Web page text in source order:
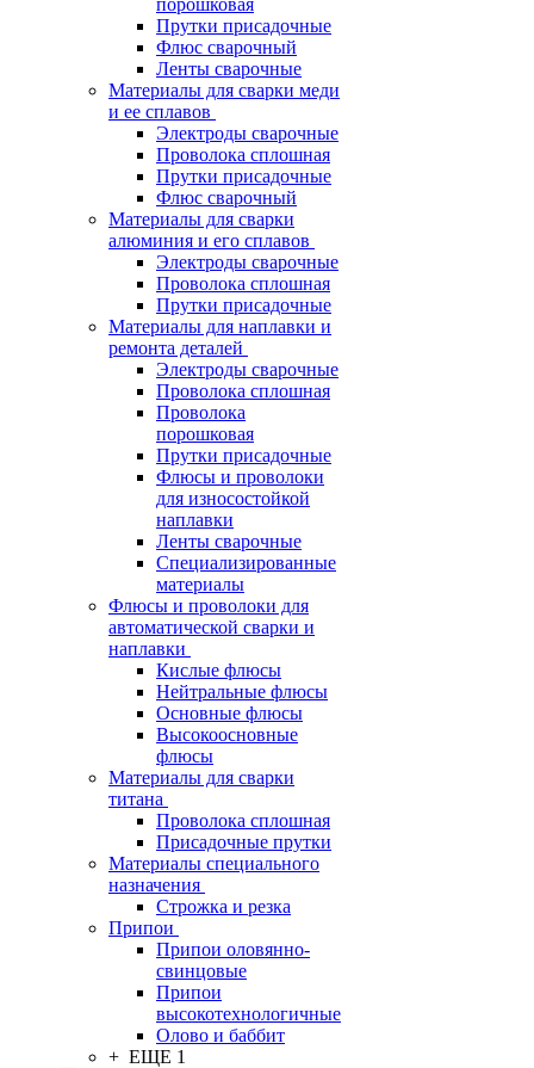
порошковая
Прутки присадочные
Флюс сварочный
Ленты сварочные
Материалы для сварки меди
и ее сплавов
Электроды сварочные
Проволока сплошная
Прутки присадочные
Флюс сварочный
Материалы для сварки
алюминия и его сплавов
Электроды сварочные
Проволока сплошная
Прутки присадочные
Материалы для наплавки и
ремонта деталей
Электроды сварочные
Проволока сплошная
Проволока
порошковая
Прутки присадочные
Флюсы и проволоки
для износостойкой
наплавки
Ленты сварочные
Специализированные
материалы
Флюсы и проволоки для
автоматической сварки и
наплавки
Кислые флюсы
Нейтральные флюсы
Основные флюсы
Высокоосновные
флюсы
Материалы для сварки
титана
Проволока сплошная
Присадочные прутки
Материалы специального
назначения
Строжка и резка
Припои
Припои оловянно-
свинцовые
Припои
высокотехнологичные
Олово и баббит
+ ЕЩЕ 1